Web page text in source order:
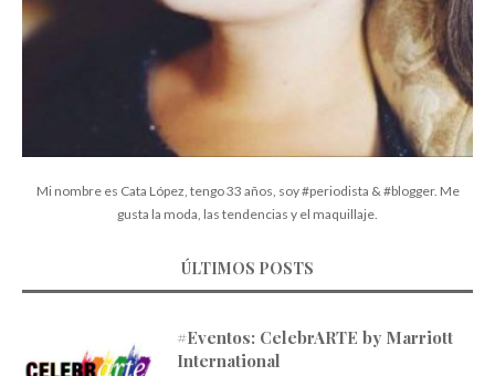
Mi nombre es Cata López, tengo 33 años, soy #periodista & #blogger. Me
gusta la moda, las tendencias y el maquillaje.
ÚLTIMOS POSTS
#Eventos: CelebrARTE by Marriott
International